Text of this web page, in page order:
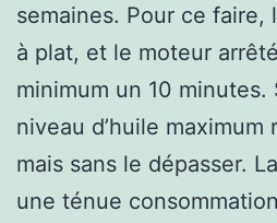
semaines. Pour ce
à plat, et le moteur
minimum un 10 minutes.
niveau d’huile maximum
mais sans le dépasser.
une ténue